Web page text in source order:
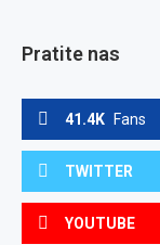
Pratite nas
41.4K Fans
TWITTER
YOUTUBE